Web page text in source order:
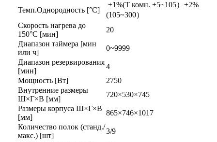
Темп.Однородность [°C]
±1%(Т комн. +5~105）±2%
(105~300）
Скорость нагрева до
150°C [мин]
20
Диапазон таймера [мин
или ч]
0~9999
Диапазон резервирования
[мин]
4
Мощность [Вт]
2750
Внутренние размеры
Ш×Г×В [мм]
720×530×745
Размеры корпуса Ш×Г×В
[мм]
865×746×1017
Количество полок (станд./
макс.) [шт]
3/9